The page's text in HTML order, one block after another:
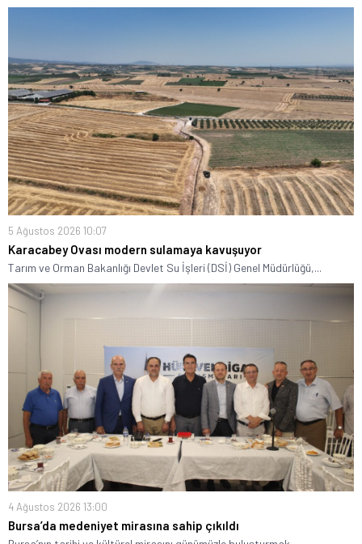
5 Ağustos 2026 10:07
Karacabey Ovası modern sulamaya kavuşuyor
Tarım ve Orman Bakanlığı Devlet Su İşleri (DSİ) Genel Müdürlüğü,...
4 Ağustos 2026 13:00
Bursa’da medeniyet mirasına sahip çıkıldı